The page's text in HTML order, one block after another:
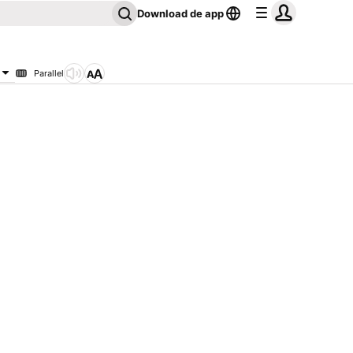
Download de app
Parallel